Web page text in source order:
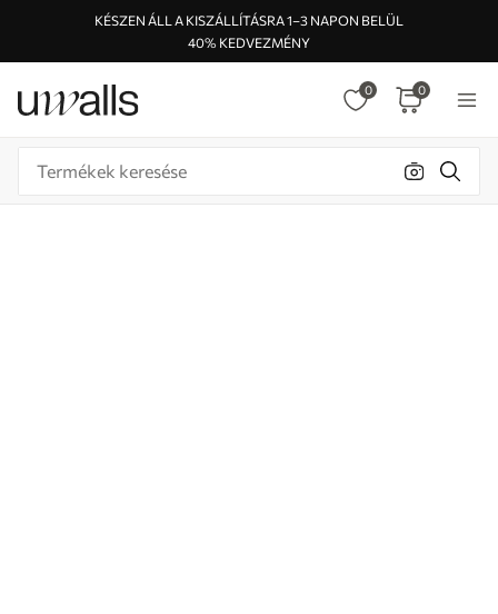
KÉSZEN ÁLL A KISZÁLLÍTÁSRA 1–3 NAPON BELÜL
40% KEDVEZMÉNY
0 0